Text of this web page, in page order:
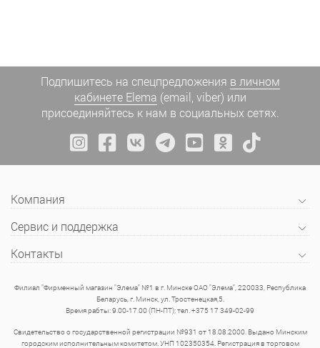
Подпишитесь на спецпредложения в личном
кабинете Elema (email, viber) или
присоединяйтесь к нам в социальных сетях.
Компания
Сервис и поддержка
Контакты
Филиал "Фирменный магазин "Элема" №1 в г. Минске ОАО "Элема", 220033, Республика
Беларусь, г. Минск, ул. Тростенецкая,5.
Время рабты: 9.00-17.00 (ПН-ПТ); тел. +375 17 349-02-99
Свидетельство о государственной регистрации №931 от 18.08.2000. Выдано Минским
городским исполнительным комитетом. УНП 102350354. Регистрация в торговом